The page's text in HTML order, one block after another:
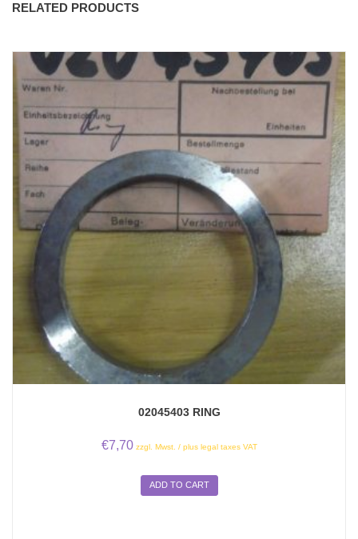
RELATED PRODUCTS
02045403 RING
€7,70 zzgl. Mwst. / plus legal taxes VAT
ADD TO CART